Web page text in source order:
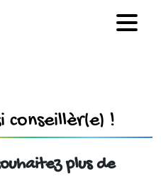
conseillèr(e) !
plus de